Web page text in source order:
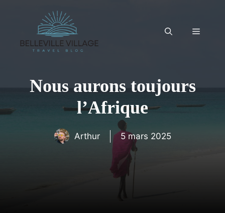
Menu
Nous aurons toujours
l’Afrique
Arthur 5 mars 2025